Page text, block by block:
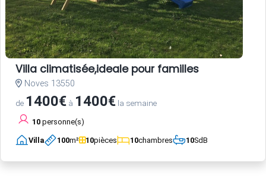
Villa climatisée,ideale pour familles
Noves 13550
de 1400€ à 1400€ la semaine
10 personne(s)
Villa 100m² 10pièces 10chambres 10SdB